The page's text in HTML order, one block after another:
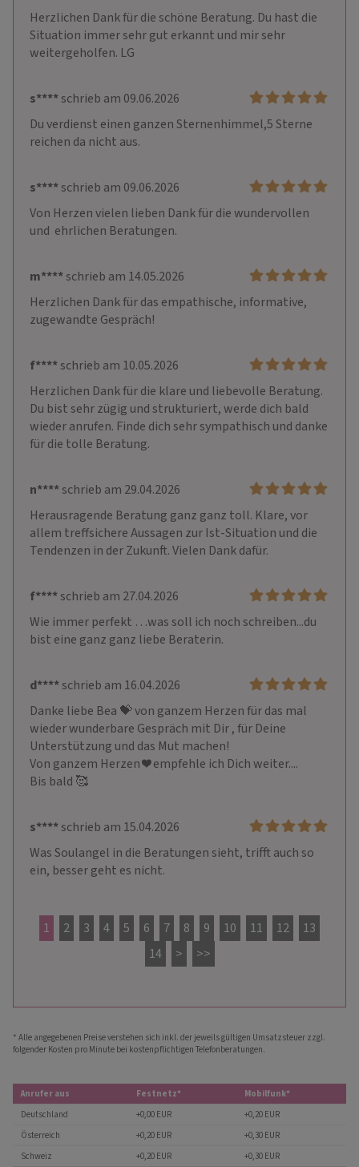
Herzlichen Dank für die schöne Beratung. Du hast die
Situation immer sehr gut erkannt und mir sehr
weitergeholfen. LG
s****schrieb am 09.06.2026
Du verdienst einen ganzen Sternenhimmel,5 Sterne
reichen da nicht aus.
s****schrieb am 09.06.2026
Von Herzen vielen lieben Dank für die wundervollen
und  ehrlichen Beratungen.
m****schrieb am 14.05.2026
Herzlichen Dank für das empathische, informative,
zugewandte Gespräch!
f****schrieb am 10.05.2026
Herzlichen Dank für die klare und liebevolle Beratung.
Du bist sehr zügig und strukturiert, werde dich bald
wieder anrufen. Finde dich sehr sympathisch und danke
für die tolle Beratung.
n****schrieb am 29.04.2026
Herausragende Beratung ganz ganz toll. Klare, vor
allem treffsichere Aussagen zur Ist-Situation und die
Tendenzen in der Zukunft. Vielen Dank dafür.
f****schrieb am 27.04.2026
Wie immer perfekt …was soll ich noch schreiben...du
bist eine ganz ganz liebe Beraterin.
d****schrieb am 16.04.2026
Danke liebe Bea 💝 von ganzem Herzen für das mal
wieder wunderbare Gespräch mit Dir , für Deine
Unterstützung und das Mut machen!
Von ganzem Herzen ❤️ empfehle ich Dich weiter....
Bis bald 🥰
s****schrieb am 15.04.2026
Was Soulangel in die Beratungen sieht, trifft auch so
ein, besser geht es nicht.
1 2 3 4 5 6 7 8 9 10 11 12
13
14
> >>
* Alle angegebenen Preise verstehen sich inkl. der jeweils gültigen Umsatzsteuer zzgl.
folgender Kosten pro Minute bei kostenpflichtigen Telefonberatungen.
Anrufer aus Festnetz*
Mobilfunk*
Deutschland
+0,00 EUR
+0,20 EUR
Österreich
+0,20 EUR
+0,30 EUR
Schweiz
+0,20 EUR
+0,30 EUR